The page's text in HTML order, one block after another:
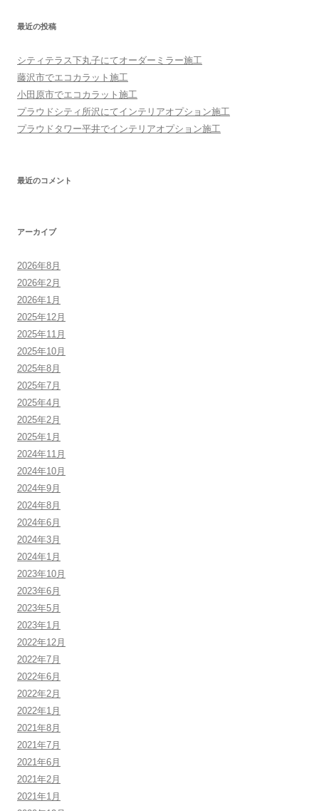
最近の投稿
シティテラス下丸子にてオーダーミラー施工
藤沢市でエコカラット施工
小田原市でエコカラット施工
プラウドシティ所沢にてインテリアオプション施工
プラウドタワー平井でインテリアオプション施工
最近のコメント
アーカイブ
2026年8月
2026年2月
2026年1月
2025年12月
2025年11月
2025年10月
2025年8月
2025年7月
2025年4月
2025年2月
2025年1月
2024年11月
2024年10月
2024年9月
2024年8月
2024年6月
2024年3月
2024年1月
2023年10月
2023年6月
2023年5月
2023年1月
2022年12月
2022年7月
2022年6月
2022年2月
2022年1月
2021年8月
2021年7月
2021年6月
2021年2月
2021年1月